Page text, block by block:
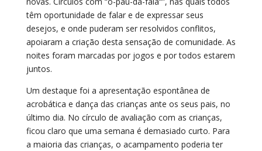
têm oportunidade de falar e de expressar seus
desejos, e onde puderam ser resolvidos conflitos,
apoiaram a criação desta sensação de comunidade. As
noites foram marcadas por jogos e por todos estarem
juntos.
Um destaque foi a apresentação espontânea de
acrobática e dança das crianças ante os seus pais, no
último dia. No círculo de avaliação com as crianças,
ficou claro que uma semana é demasiado curto. Para
a maioria das crianças, o acampamento poderia ter